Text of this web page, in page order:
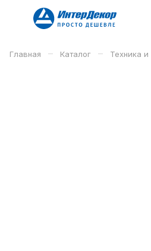
Главная – Каталог – Техника и